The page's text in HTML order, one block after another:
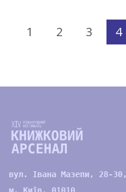
1 2 3 4
вул. Івана Мазепи, 28-30,